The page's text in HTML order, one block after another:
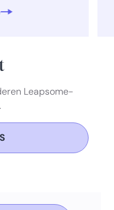
Leapsome-